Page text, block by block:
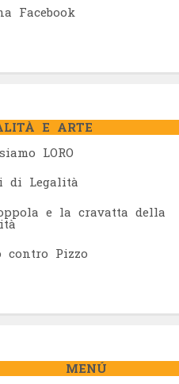
Facebook
E ARTE
LORO
di Legalità
e la cravatta della
contro Pizzo
MENÚ